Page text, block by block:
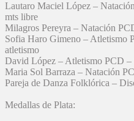
Lautaro Maciel López –
mts libre
Milagros Pereyra – Natación
Sofia Haro Gimeno – Atletismo
atletismo
David López – Atletismo PCD –
Maria Sol Barraza – Natación
Pareja de Danza Folklórica –
Medallas de Plata: